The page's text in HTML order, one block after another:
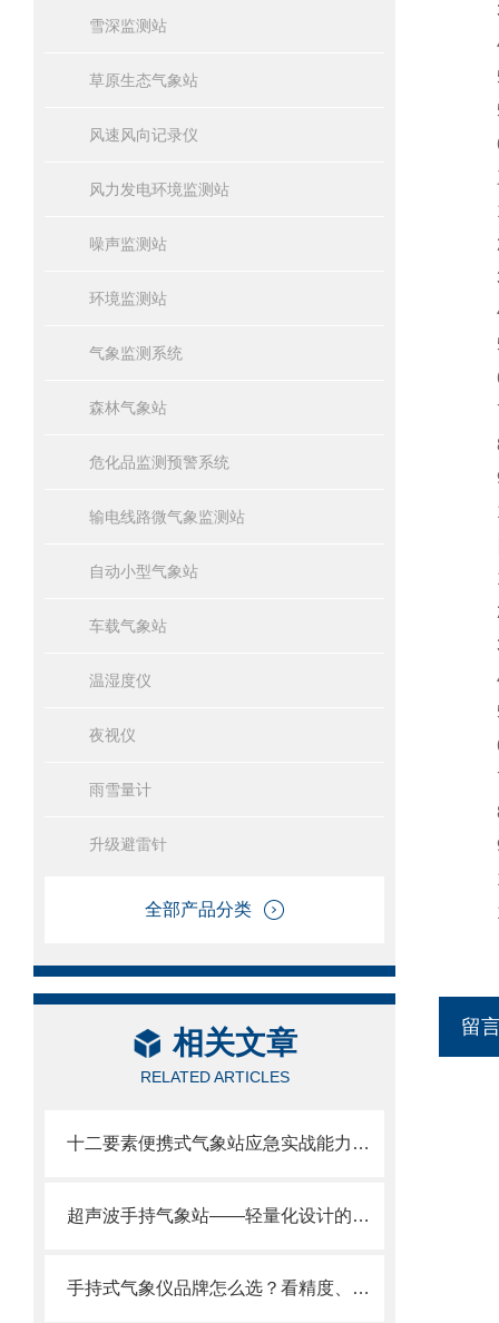
雪深监测站
草原生态气象站
风速风向记录仪
风力发电环境监测站
噪声监测站
环境监测站
气象监测系统
森林气象站
危化品监测预警系统
输电线路微气象监测站
自动小型气象站
车载气象站
温湿度仪
夜视仪
雨雪量计
升级避雷针
全部产品分类
相关文章
RELATED ARTICLES
十二要素便携式气象站应急实战能力：现场组装/2分钟部署/数据秒出。
超声波手持气象站——轻量化设计的极限：单手可握/掌上气象站
手持式气象仪品牌怎么选？看精度、看存储、看续航、看厂家实力风途实力解析
3
4
5
5
6
三
1
2
3
4
5
6
7
8
9
10
1
2
3
4
5
6
7
8
9
10
11
留